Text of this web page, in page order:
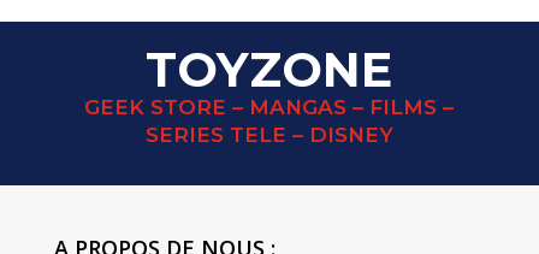
TOYZONE
GEEK STORE – MANGAS – FILMS –
SERIES TELE – DISNEY